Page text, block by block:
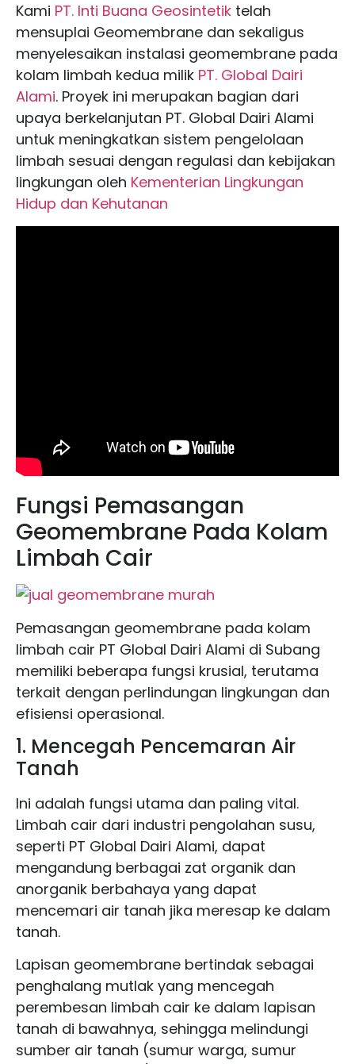
Kami PT. Inti Buana Geosintetik telah
mensuplai Geomembrane dan sekaligus
menyelesaikan instalasi geomembrane pada
kolam limbah kedua milik PT. Global Dairi
Alami. Proyek ini merupakan bagian dari
upaya berkelanjutan PT. Global Dairi Alami
untuk meningkatkan sistem pengelolaan
limbah sesuai dengan regulasi dan kebijakan
lingkungan oleh Kementerian Lingkungan
Hidup dan Kehutanan
Fungsi Pemasangan
Geomembrane Pada Kolam
Limbah Cair
Pemasangan geomembrane pada kolam
limbah cair PT Global Dairi Alami di Subang
memiliki beberapa fungsi krusial, terutama
terkait dengan perlindungan lingkungan dan
efisiensi operasional.
1. Mencegah Pencemaran Air
Tanah
Ini adalah fungsi utama dan paling vital.
Limbah cair dari industri pengolahan susu,
seperti PT Global Dairi Alami, dapat
mengandung berbagai zat organik dan
anorganik berbahaya yang dapat
mencemari air tanah jika meresap ke dalam
tanah.
Lapisan geomembrane bertindak sebagai
penghalang mutlak yang mencegah
perembesan limbah cair ke dalam lapisan
tanah di bawahnya, sehingga melindungi
sumber air tanah (sumur warga, sumur